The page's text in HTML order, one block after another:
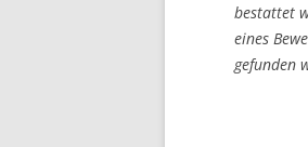
bestattet
eines
gefunden